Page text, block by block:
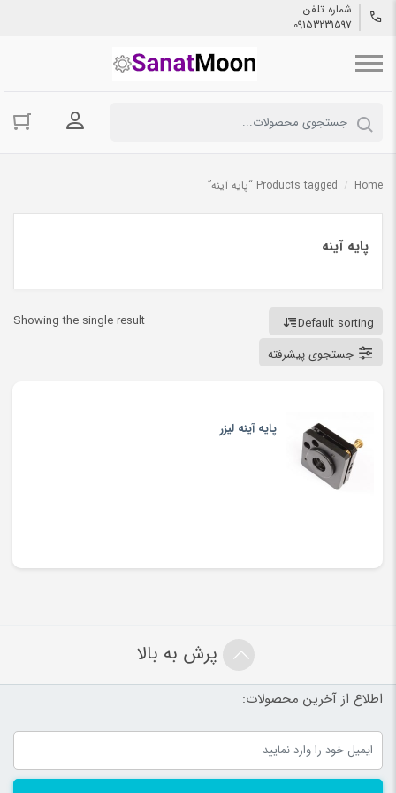
شماره تلفن
09153231597
ورود به
Home
/ Products tagged “پایه آینه”
پایه آینه
Showing the single result
Default sorting
جستجوی پیشرفته
پایه آینه لیزر
پرش به بالا
اطلاع از آخرین محصولات: